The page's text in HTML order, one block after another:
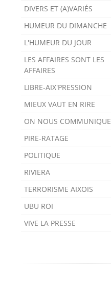
DIVERS ET (A)VARIÉS
HUMEUR DU DIMANCHE
L'HUMEUR DU JOUR
LES AFFAIRES SONT LES
AFFAIRES
LIBRE-AIX'PRESSION
MIEUX VAUT EN RIRE
ON NOUS COMMUNIQUE
PIRE-RATAGE
POLITIQUE
RIVIERA
TERRORISME AIXOIS
UBU ROI
VIVE LA PRESSE